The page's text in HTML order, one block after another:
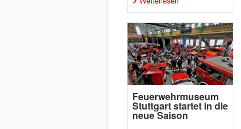
Feuerwehrmuseum
Stuttgart startet in die
neue Saison